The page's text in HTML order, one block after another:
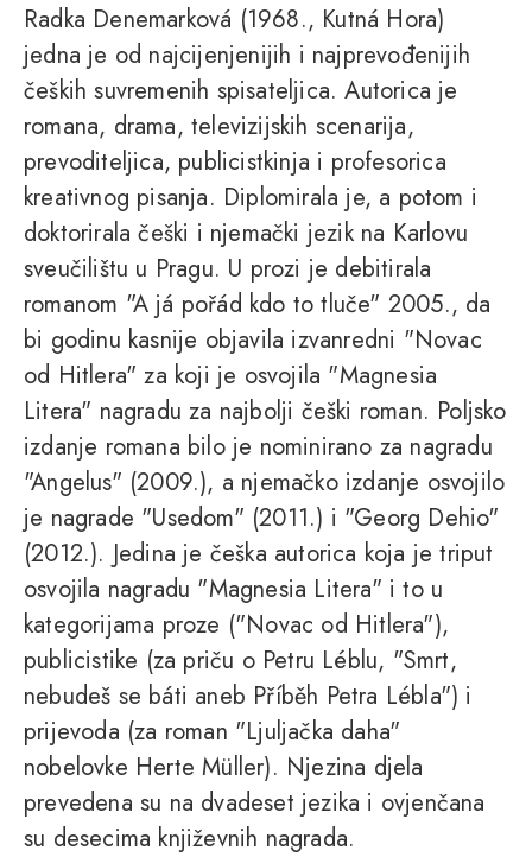
Radka Denemarková (1968., Kutná Hora)
jedna je od najcijenjenijih i najprevođenijih
čeških suvremenih spisateljica. Autorica je
romana, drama, televizijskih scenarija,
prevoditeljica, publicistkinja i profesorica
kreativnog pisanja. Diplomirala je, a potom i
doktorirala češki i njemački jezik na Karlovu
sveučilištu u Pragu. U prozi je debitirala
romanom "A já pořád kdo to tluče" 2005., da
bi godinu kasnije objavila izvanredni "Novac
od Hitlera" za koji je osvojila "Magnesia
Litera" nagradu za najbolji češki roman. Poljsko
izdanje romana bilo je nominirano za nagradu
"Angelus" (2009.), a njemačko izdanje osvojilo
je nagrade "Usedom" (2011.) i "Georg Dehio"
(2012.). Jedina je češka autorica koja je triput
osvojila nagradu "Magnesia Litera" i to u
kategorijama proze ("Novac od Hitlera"),
publicistike (za priču o Petru Léblu, "Smrt,
nebudeš se báti aneb Příběh Petra Lébla") i
prijevoda (za roman "Ljuljačka daha"
nobelovke Herte Müller). Njezina djela
prevedena su na dvadeset jezika i ovjenčana
su desecima književnih nagrada.